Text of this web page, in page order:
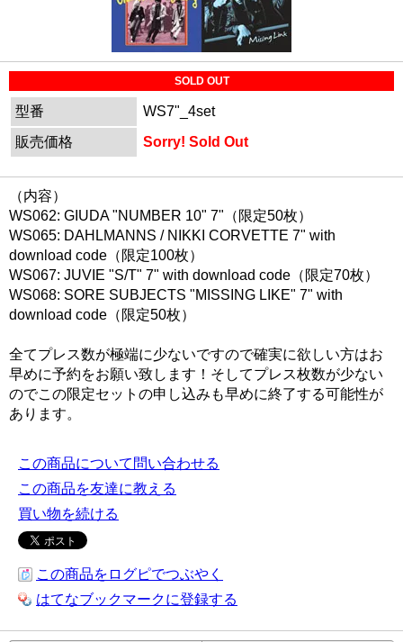
SOLD OUT
型番
WS7"_4set
販売価格
Sorry! Sold Out
（内容）
WS062: GIUDA "NUMBER 10" 7"（限定50枚）
WS065: DAHLMANNS / NIKKI CORVETTE 7" with
download code（限定100枚）
WS067: JUVIE "S/T" 7" with download code（限定70枚）
WS068: SORE SUBJECTS "MISSING LIKE" 7" with
download code（限定50枚）
全てプレス数が極端に少ないですので確実に欲しい方はお
早めに予約をお願い致します！そしてプレス枚数が少ない
のでこの限定セットの申し込みも早めに終了する可能性が
あります。
この商品について問い合わせる
この商品を友達に教える
買い物を続ける
この商品をログピでつぶやく
はてなブックマークに登録する